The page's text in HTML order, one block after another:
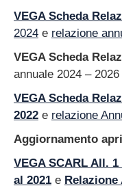
corruzione
Altri contenuti –
catalogo di dati,
metadati e banche
dati
Altri contenuti –
ulteriori
Archivio
VEGA Scheda
2024 e relazione
VEGA Scheda
annuale 2024 – 2026
VEGA Scheda
2022 e relazione
Aggiornamento
VEGA SCARL All.
al 2021 e